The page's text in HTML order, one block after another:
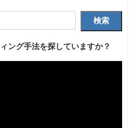
検索
ング手法を探していますか？